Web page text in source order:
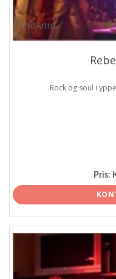
ProArtist
Rock og soul i
Pris: